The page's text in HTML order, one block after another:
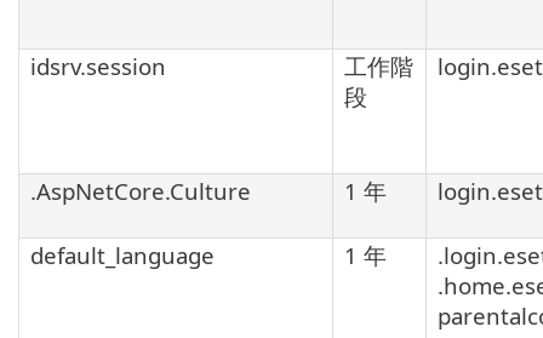
idsrv.session
工作階
段
.AspNetCore.Culture 1 年
default_language 1 年